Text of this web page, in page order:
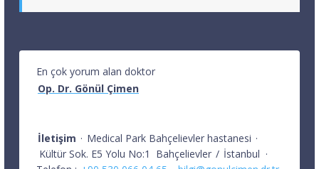
En çok yorum alan doktor
Op. Dr. Gönül Çimen
İletişim · Medical Park Bahçelievler hastanesi ·
Kültür Sok. E5 Yolu No:1
Bahçelievler / İstanbul ·